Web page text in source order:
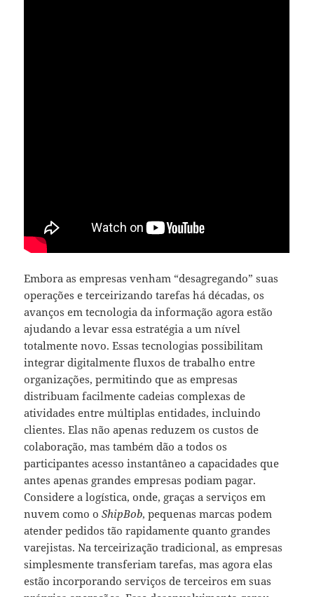
Embora as empresas venham “desagregando” suas
operações e terceirizando tarefas há décadas, os
avanços em tecnologia da informação agora estão
ajudando a levar essa estratégia a um nível
totalmente novo. Essas tecnologias possibilitam
integrar digitalmente fluxos de trabalho entre
organizações, permitindo que as empresas
distribuam facilmente cadeias complexas de
atividades entre múltiplas entidades, incluindo
clientes. Elas não apenas reduzem os custos de
colaboração, mas também dão a todos os
participantes acesso instantâneo a capacidades que
antes apenas grandes empresas podiam pagar.
Considere a logística, onde, graças a serviços em
nuvem como oShipBob, pequenas marcas podem
atender pedidos tão rapidamente quanto grandes
varejistas. Na terceirização tradicional, as empresas
simplesmente transferiam tarefas, mas agora elas
estão incorporando serviços de terceiros em suas